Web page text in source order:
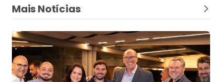
Mais Notícias